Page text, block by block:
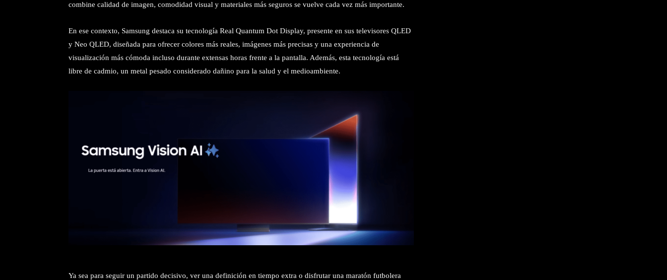
combine calidad de imagen, comodidad visual y materiales más seguros se vuelve cada vez más importante.
En ese contexto, Samsung destaca su tecnología Real Quantum Dot Display, presente en sus televisores QLED
y Neo QLED, diseñada para ofrecer colores más reales, imágenes más precisas y una experiencia de
visualización más cómoda incluso durante extensas horas frente a la pantalla. Además, esta tecnología está
libre de cadmio, un metal pesado considerado dañino para la salud y el medioambiente.
Ya sea para seguir un partido decisivo, ver una definición en tiempo extra o disfrutar una maratón futbolera